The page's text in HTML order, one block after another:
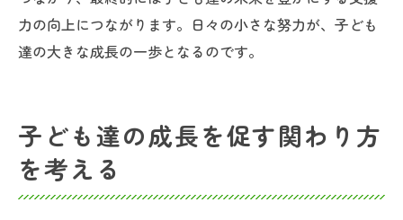
力の向上につながります。日々の小さな努力が、子ども
達の大きな成長の一歩となるのです。
子ども達の成長を促す関わり方
を考える